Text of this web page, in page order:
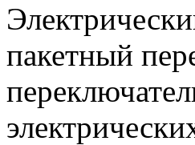
пакетный